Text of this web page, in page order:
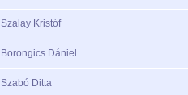
Szalay Kristóf
Borongics Dániel
Szabó Ditta